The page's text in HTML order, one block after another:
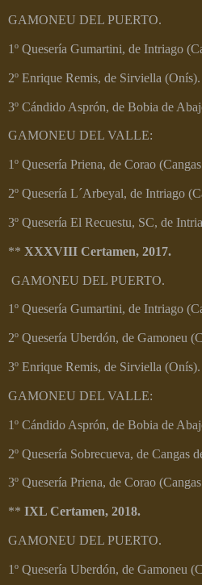
GAMONEU DEL PUERTO.
1º Quesería Gumartini, de Intriago
2º Enrique Remis, de Sirviella (Onís).
3º Cándido Asprón, de Bobia de
GAMONEU DEL VALLE:
1º Quesería Priena, de Corao
2º Quesería L´Arbeyal, de Intriago
3º Quesería El Recuestu, SC, de
** XXXVIII Certamen, 2017.
GAMONEU DEL PUERTO.
1º Quesería Gumartini, de Intriago
2º Quesería Uberdón, de Gamoneu
3º Enrique Remis, de Sirviella (Onís).
GAMONEU DEL VALLE:
1º Cándido Asprón, de Bobia de
2º Quesería Sobrecueva, de Cangas
3º Quesería Priena, de Corao
** IXL Certamen, 2018.
GAMONEU DEL PUERTO.
1º Quesería Uberdón, de Gamoneu